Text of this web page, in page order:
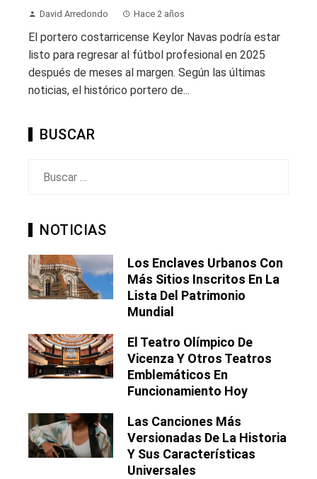
David Arredondo Hace 2 años
El portero costarricense Keylor Navas podría estar
listo para regresar al fútbol profesional en 2025
después de meses al margen. Según las últimas
noticias, el histórico portero de...
BUSCAR
NOTICIAS
Los Enclaves Urbanos Con
Más Sitios Inscritos En La
Lista Del Patrimonio
Mundial
El Teatro Olímpico De
Vicenza Y Otros Teatros
Emblemáticos En
Funcionamiento Hoy
Las Canciones Más
Versionadas De La Historia
Y Sus Características
Universales